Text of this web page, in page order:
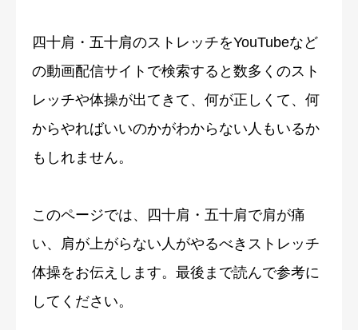
四十肩・五十肩のストレッチをYouTubeなど
の動画配信サイトで検索すると数多くのスト
レッチや体操が出てきて、何が正しくて、何
からやればいいのかがわからない人もいるか
もしれません。
このページでは、四十肩・五十肩で肩が痛
い、肩が上がらない人がやるべきストレッチ
体操をお伝えします。最後まで読んで参考に
してください。